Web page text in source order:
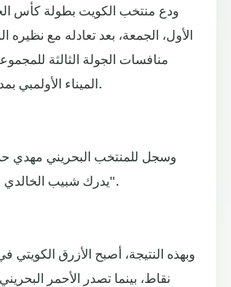
منافسات الجولة الثالثة
الميناء الأولمبي بمدينة البصرة العراقية.
يدرك شبيب الخالدي التعادل للكويت "45".